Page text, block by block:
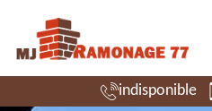
indisponible